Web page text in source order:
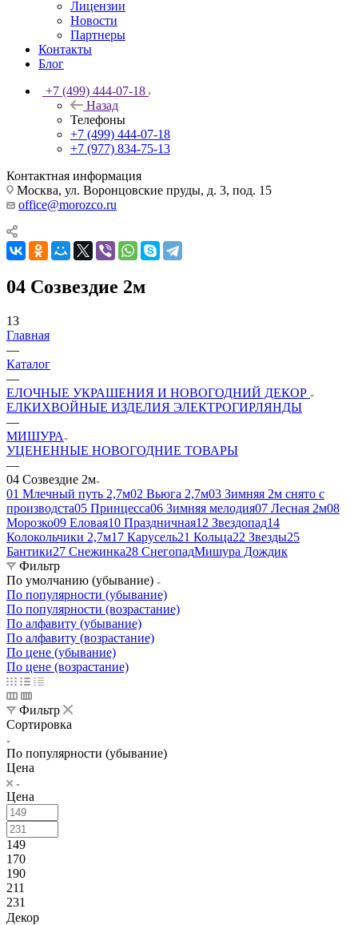
Лицензии
Новости
Партнеры
Контакты
Блог
+7 (499) 444-07-18
Назад
Телефоны
+7 (499) 444-07-18
+7 (977) 834-75-13
Контактная информация
Москва, ул. Воронцовские пруды, д. 3, под. 15
office@morozco.ru
04 Созвездие 2м
13
Главная
—
Каталог
—
ЕЛОЧНЫЕ УКРАШЕНИЯ И НОВОГОДНИЙ ДЕКОР
ЕЛКИХВОЙНЫЕ ИЗДЕЛИЯ ЭЛЕКТРОГИРЛЯНДЫ
—
МИШУРА
УЦЕНЕННЫЕ НОВОГОДНИЕ ТОВАРЫ
—
04 Созвездие 2м
01 Млечный путь 2,7м02 Вьюга 2,7м03 Зимняя 2м снято с
производста05 Принцесса06 Зимняя мелодия07 Лесная 2м08
Морозко09 Еловая10 Праздничная12 Звездопад14
Колокольчики 2,7м17 Карусель21 Кольца22 Звезды25
Бантики27 Снежинка28 СнегопадМишура Дождик
Фильтр
По умолчанию (убывание)
По популярности (убывание)
По популярности (возрастание)
По алфавиту (убывание)
По алфавиту (возрастание)
По цене (убывание)
По цене (возрастание)
Фильтр
Сортировка
По популярности (убывание)
Цена
Цена
149
170
190
211
231
Декор